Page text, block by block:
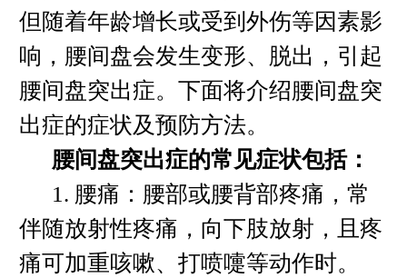
但随着年龄增长或受到外伤等因素影
响，腰间盘会发生变形、脱出，引起
腰间盘突出症。下面将介绍腰间盘突
出症的症状及预防方法。
腰间盘突出症的常见症状包括：
1. 腰痛：腰部或腰背部疼痛，常
伴随放射性疼痛，向下肢放射，且疼
痛可加重咳嗽、打喷嚏等动作时。